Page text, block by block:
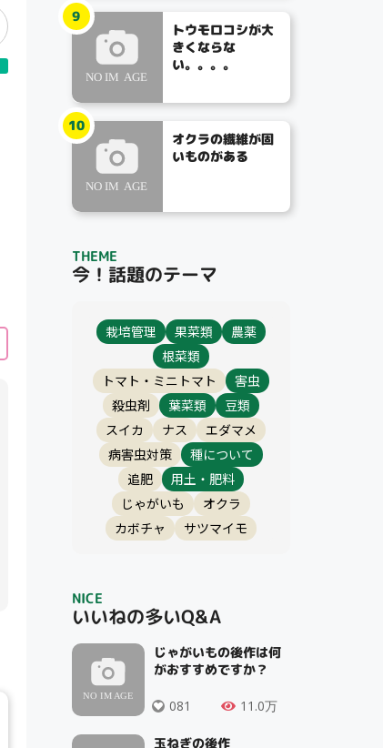
トウモロコシが大
きくならな
い。。。。
9
オクラの繊維が固
いものがある
10
THEME
今！話題のテーマ
栽培管理 果菜類
農薬
根菜類
トマト・ミニトマト
害虫
殺虫剤
葉菜類
豆類
スイカ
ナス
エダマメ
病害虫対策
種について
追肥
用土・肥料
じゃがいも
オクラ
カボチャ
サツマイモ
NICE
いいねの多いQ&A
じゃがいもの後作は何
がおすすめですか？
081 11.0万
玉ねぎの後作